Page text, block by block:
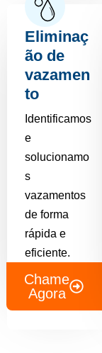
Eliminaç
ão de
vazamen
to
Identificamos
e
solucionamo
s
vazamentos
de forma
rápida e
eficiente.
Chame
Agora